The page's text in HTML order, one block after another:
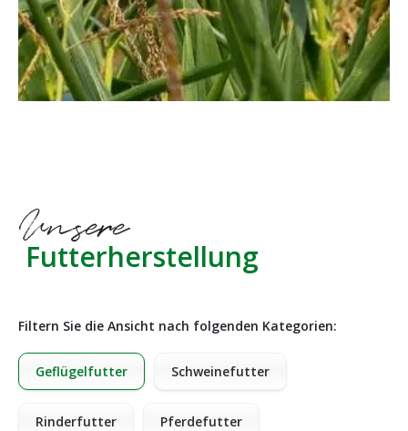
Unsere
Futterherstellung
Filtern Sie die Ansicht nach folgenden Kategorien:
Geflügelfutter Schweinefutter
Rinderfutter Pferdefutter